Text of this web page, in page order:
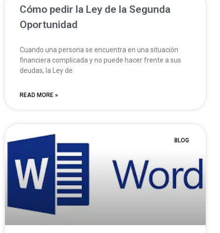
Cómo pedir la Ley de la Segunda
Oportunidad
Cuando una persona se encuentra en una situación
financiera complicada y no puede hacer frente a sus
deudas, la Ley de
READ MORE »
BLOG